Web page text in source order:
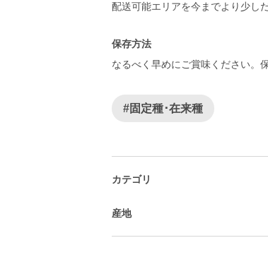
配送可能エリアを今までより少し
保存方法
なるべく早めにご賞味ください。
#固定種･在来種
カテゴリ
産地